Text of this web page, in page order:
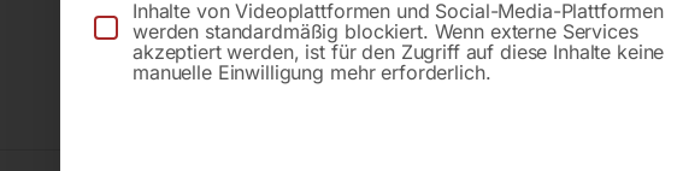
Inhalte von Videoplattformen und Social-Media-Plattformen
werden standardmäßig blockiert. Wenn externe Services
akzeptiert werden, ist für den Zugriff auf diese Inhalte keine
manuelle Einwilligung mehr erforderlich.